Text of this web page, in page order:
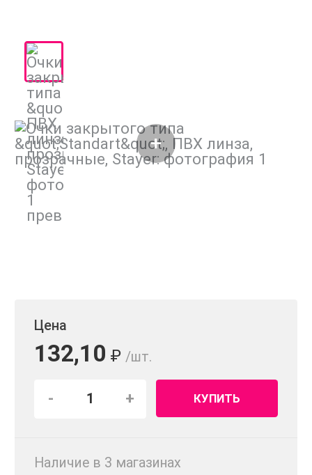
Цена
132,10 ₽ /шт.
- + КУПИТЬ
Наличие в 3 магазинах